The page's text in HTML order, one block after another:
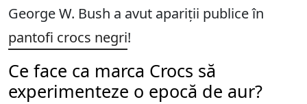
George W. Bush a avut apariții publice în
pantofi crocs negri!
Ce face ca marca Crocs să
experimenteze o epocă de aur?